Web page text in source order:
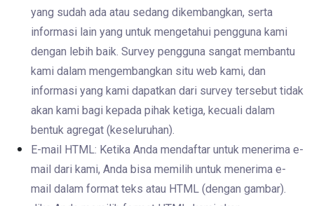
yang sudah ada atau sedang dikembangkan, serta
informasi lain yang untuk mengetahui pengguna kami
dengan lebih baik. Survey pengguna sangat membantu
kami dalam mengembangkan situ web kami, dan
informasi yang kami dapatkan dari survey tersebut tidak
akan kami bagi kepada pihak ketiga, kecuali dalam
bentuk agregat (keseluruhan).
E-mail HTML: Ketika Anda mendaftar untuk menerima e-
mail dari kami, Anda bisa memilih untuk menerima e-
mail dalam format teks atau HTML (dengan gambar).